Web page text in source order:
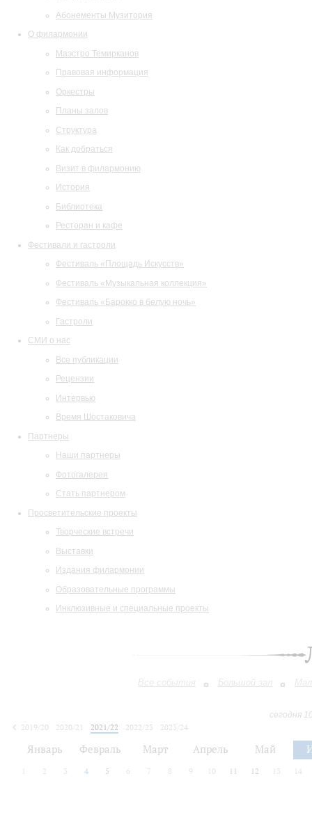
Абонементы Музитория
О филармонии
Маэстро Темирканов
Правовая информация
Оркестры
Планы залов
Структура
Как добраться
Визит в филармонию
История
Библиотека
Ресторан и кафе
Фестивали и гастроли
Фестиваль «Площадь Искусств»
Фестиваль «Музыкальная коллекция»
Фестиваль «Барокко в белую ночь»
Гастроли
СМИ о нас
Все публикации
Рецензии
Интервью
Время Шостаковича
Партнеры
Наши партнеры
Фотогалерея
Стать партнером
Просветительские проекты
Творческие встречи
Выставки
Издания филармонии
Образовательные программы
Инклюзивные и специальные проекты
Все события Большой зал
сегодня
2019/20
2020/21 2021/22 2022/23
2023/24
Январь Февраль Март Апрель Май
2 3 4 5 6 7 8 9 10 11 12 13 14